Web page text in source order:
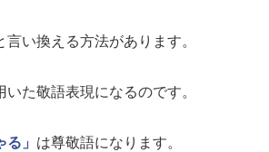
言い換える方法があります。
た敬語表現になるのです。
る」 は尊敬語になります。